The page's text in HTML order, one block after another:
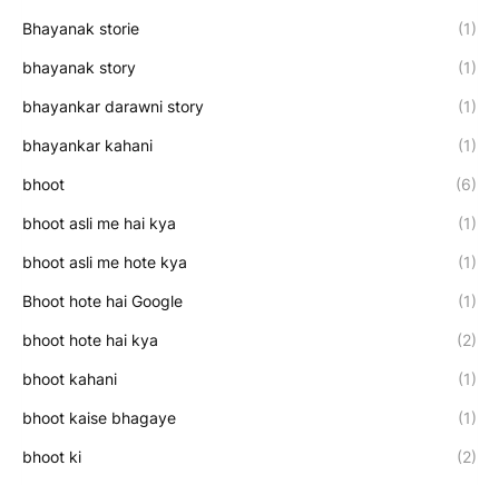
Bhayanak storie (1)
bhayanak story (1)
bhayankar darawni story (1)
bhayankar kahani (1)
bhoot (6)
bhoot asli me hai kya (1)
bhoot asli me hote kya (1)
Bhoot hote hai Google (1)
bhoot hote hai kya (2)
bhoot kahani (1)
bhoot kaise bhagaye (1)
bhoot ki (2)